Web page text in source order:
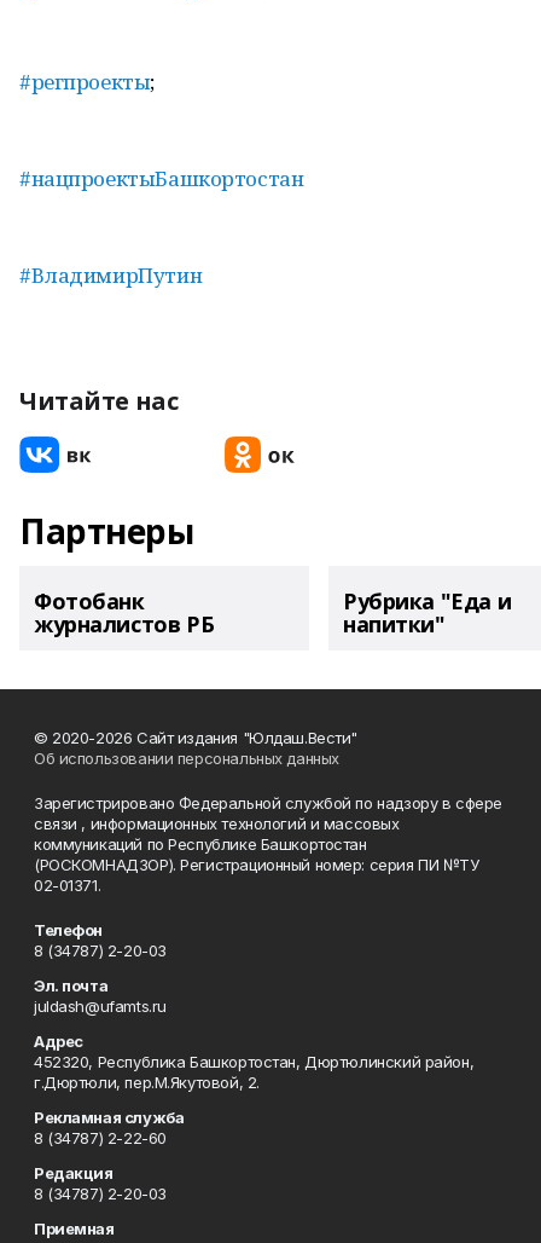
#регпроекты;
#нацпроектыБашкортостан
#ВладимирПутин
Читайте нас
Партнеры
Фотобанк
журналистов РБ
Рубрика "Еда и
напитки"
© 2020-2026 Сайт издания "Юлдаш.Вести"
Об использовании персональных данных
Зарегистрировано Федеральной службой по надзору в сфере
связи , информационных технологий и массовых
коммуникаций по Республике Башкортостан
(РОСКОМНАДЗОР). Регистрационный номер: серия ПИ №ТУ
02-01371.
Телефон
8 (34787) 2-20-03
Эл. почта
juldash@ufamts.ru
Адрес
452320, Республика Башкортостан, Дюртюлинский район,
г.Дюртюли, пер.М.Якутовой, 2.
Рекламная служба
8 (34787) 2-22-60
Редакция
8 (34787) 2-20-03
Приемная